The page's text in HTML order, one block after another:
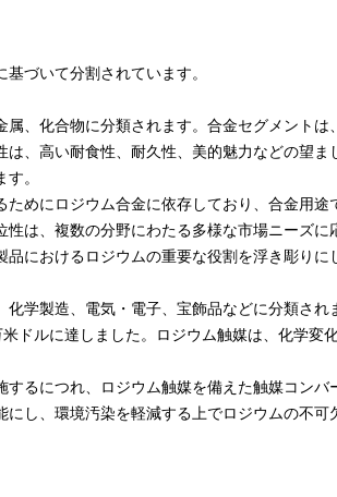
づいて分割されています。
、化合物に分類されます。合金セグメントは
は、高い耐食性、耐久性、美的魅力などの望
。
めにロジウム合金に依存しており、合金用途
は、複数の分野にわたる多様な市場ニーズに
におけるロジウムの重要な役割を浮き彫りに
化学製造、電気・電子、宝飾品などに分類さ
ドルに達しました。ロジウム触媒は、化学変
るにつれ、ロジウム触媒を備えた触媒コンバ
し、環境汚染を軽減する上でロジウムの不可